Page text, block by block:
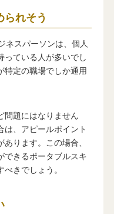
られそう
ネスパーソンは、個人
っている人が多いでし
特定の職場でしか通用
問題にはなりません
は、アピールポイント
ります。この場合、
できるポータブルスキ
きでしょう。